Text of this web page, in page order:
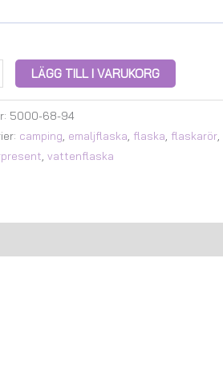
LÄGG TILL I VARUKORG
5000-68-94
camping, emaljflaska, flaska, flaskarör,
, vattenflaska